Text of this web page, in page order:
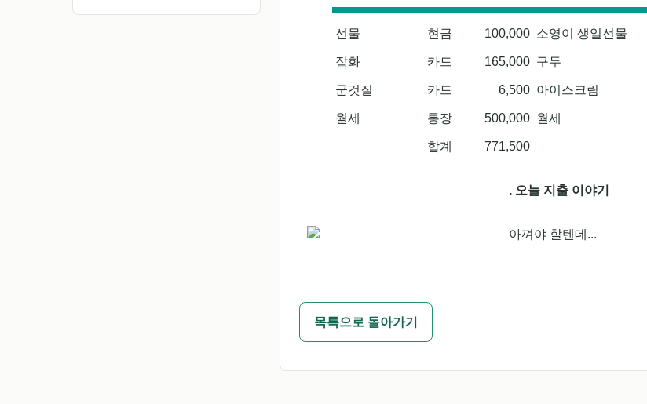
선물 현금 100,000 소영이 생일선물
잡화 카드 165,000 구두
군것질 카드 6,500 아이스크림
월세 통장 500,000 월세
합계 771,500
. 오늘 지출 이야기
아껴야 할텐데...
목록으로 돌아가기